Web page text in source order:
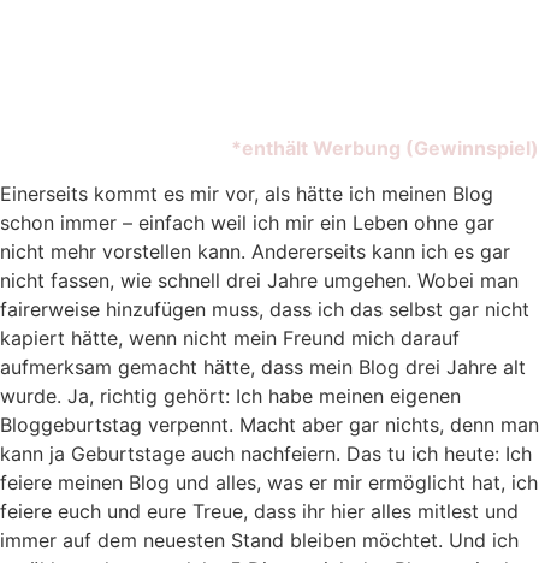
*enthält Werbung (Gewinnspiel)
Einerseits kommt es mir vor, als hätte ich meinen Blog
schon immer – einfach weil ich mir ein Leben ohne gar
nicht mehr vorstellen kann. Andererseits kann ich es gar
nicht fassen, wie schnell drei Jahre umgehen. Wobei man
fairerweise hinzufügen muss, dass ich das selbst gar nicht
kapiert hätte, wenn nicht mein Freund mich darauf
aufmerksam gemacht hätte, dass mein Blog drei Jahre alt
wurde. Ja, richtig gehört: Ich habe meinen eigenen
Bloggeburtstag verpennt. Macht aber gar nichts, denn man
kann ja Geburtstage auch nachfeiern. Das tu ich heute: Ich
feiere meinen Blog und alles, was er mir ermöglicht hat, ich
feiere euch und eure Treue, dass ihr hier alles mitlest und
immer auf dem neuesten Stand bleiben möchtet. Und ich